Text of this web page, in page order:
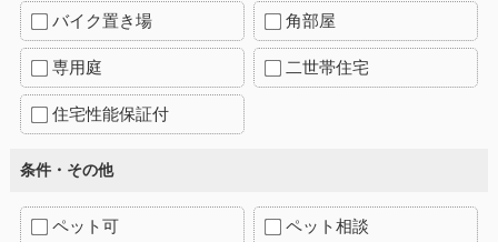
バイク置き場 角部屋
専用庭 二世帯住宅
住宅性能保証付
条件・その他
ペット可 ペット相談